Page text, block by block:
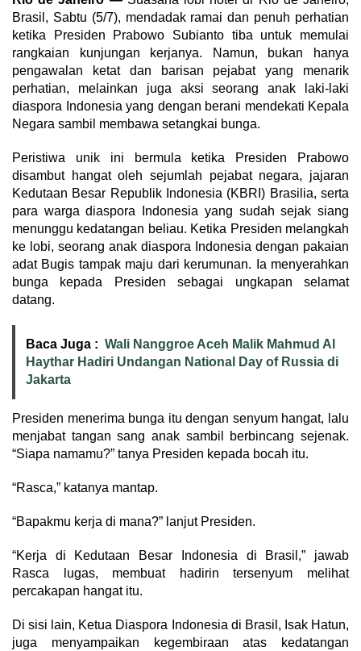
Brasil, Sabtu (5/7), mendadak ramai dan penuh perhatian
ketika Presiden Prabowo Subianto tiba untuk memulai
rangkaian kunjungan kerjanya. Namun, bukan hanya
pengawalan ketat dan barisan pejabat yang menarik
perhatian, melainkan juga aksi seorang anak laki-laki
diaspora Indonesia yang dengan berani mendekati Kepala
Negara sambil membawa setangkai bunga.
Peristiwa unik ini bermula ketika Presiden Prabowo
disambut hangat oleh sejumlah pejabat negara, jajaran
Kedutaan Besar Republik Indonesia (KBRI) Brasilia, serta
para warga diaspora Indonesia yang sudah sejak siang
menunggu kedatangan beliau. Ketika Presiden melangkah
ke lobi, seorang anak diaspora Indonesia dengan pakaian
adat Bugis tampak maju dari kerumunan. Ia menyerahkan
bunga kepada Presiden sebagai ungkapan selamat
datang.
Baca Juga : Wali Nanggroe Aceh Malik Mahmud Al
Haythar Hadiri Undangan National Day of Russia di
Jakarta
Presiden menerima bunga itu dengan senyum hangat, lalu
menjabat tangan sang anak sambil berbincang sejenak.
“Siapa namamu?” tanya Presiden kepada bocah itu.
“Rasca,” katanya mantap.
“Bapakmu kerja di mana?” lanjut Presiden.
“Kerja di Kedutaan Besar Indonesia di Brasil,” jawab
Rasca lugas, membuat hadirin tersenyum melihat
percakapan hangat itu.
Di sisi lain, Ketua Diaspora Indonesia di Brasil, Isak Hatun,
juga menyampaikan kegembiraan atas kedatangan